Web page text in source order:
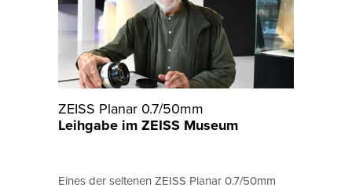
ZEISS Planar 0.7/50mm
Leihgabe im ZEISS Museum
Eines der seltenen ZEISS Planar 0.7/50mm